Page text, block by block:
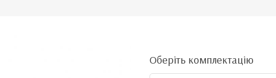
Оберіть комплектацію